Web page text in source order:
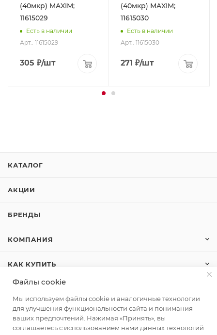
(40мкр) MAXIM;
11615029
Есть в наличии
Арт.: 11615029
305 ₽/шт
(40мкр) MAXIM;
11615030
Есть в наличии
Арт.: 11615030
271 ₽/шт
КАТАЛОГ
АКЦИИ
БРЕНДЫ
КОМПАНИЯ
КАК КУПИТЬ
+7 (495) 580-58-52 ЗАКАЗАТЬ ЗВОНОК
Файлы cookie
Мы используем файлы cookie и аналогичные технологии
для улучшения функциональности сайта и понимания
ваших предпочтений. Нажимая «Принять», вы
соглашаетесь с использованием нами данных технологий